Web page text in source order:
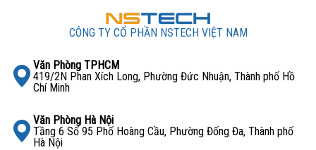
CÔNG TY CỔ PHẦN NSTECH VIỆT NAM
Văn Phòng TPHCM
419/2N Phan Xích Long, Phường Đức Nhuận, Thành phố Hồ
Chí Minh
Văn Phòng Hà Nội
Tầng 6 Số 95 Phố Hoàng Cầu, Phường Đống Đa, Thành phố
Hà Nội